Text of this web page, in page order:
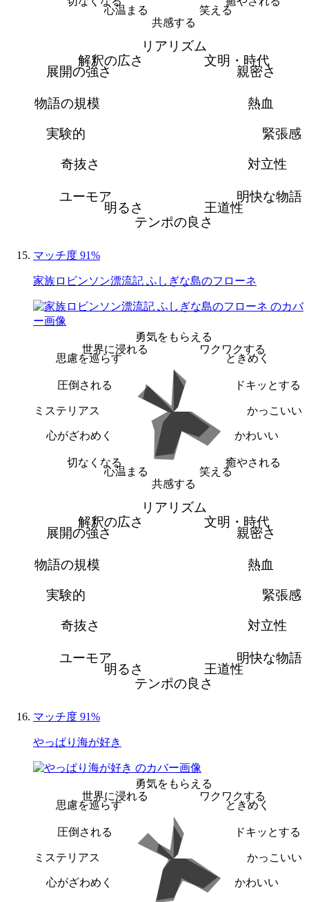
笑える
共感する
心温まる
リアリズム
文明・時代
親密さ
熱血
緊張感
対立性
明快な物語
王道性
テンポの良さ
明るさ
ユーモア
奇抜さ
実験的
物語の規模
展開の強さ
解釈の広さ
マッチ度 91%
家族ロビンソン漂流記 ふしぎな島のフローネ
勇気をもらえる
ワクワクする
ときめく
ドキッとする
かっこいい
かわいい
癒やされる
笑える
共感する
心温まる
切なくなる
心がざわめく
ミステリアス
圧倒される
思慮を巡らす
世界に浸れる
リアリズム
文明・時代
親密さ
熱血
緊張感
対立性
明快な物語
王道性
テンポの良さ
明るさ
ユーモア
奇抜さ
実験的
物語の規模
展開の強さ
解釈の広さ
マッチ度 91%
やっぱり海が好き
勇気をもらえる
ワクワクする
ときめく
ドキッとする
かっこいい
かわいい
心がざわめく
ミステリアス
圧倒される
思慮を巡らす
世界に浸れる